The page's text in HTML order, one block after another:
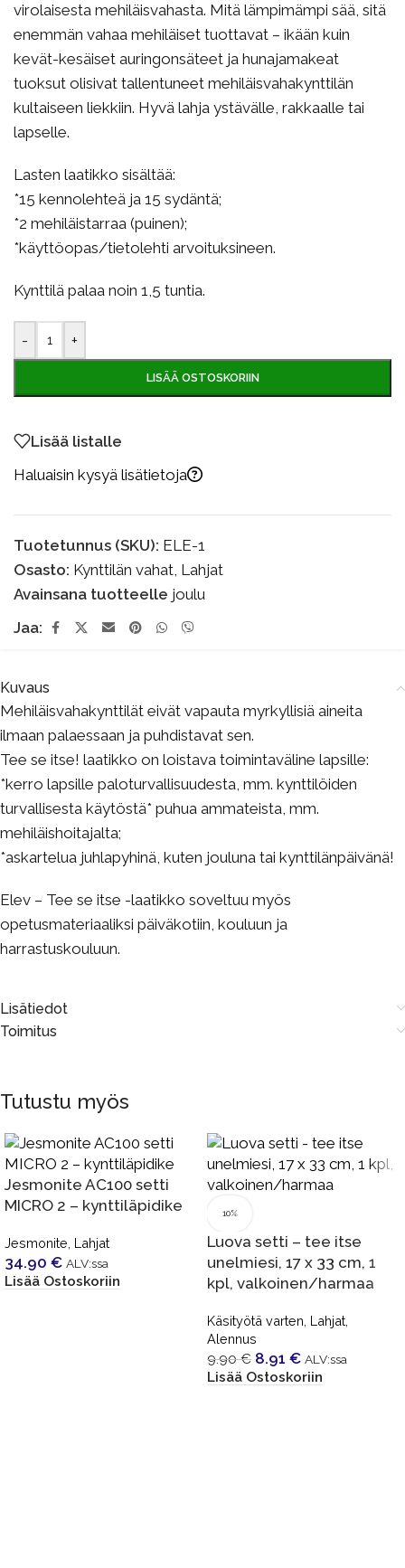
virolaisesta mehiläisvahasta. Mitä lämpimämpi sää, sitä
enemmän vahaa mehiläiset tuottavat – ikään kuin
kevät-kesäiset auringonsäteet ja hunajamakeat
tuoksut olisivat tallentuneet mehiläisvahakynttilän
kultaiseen liekkiin. Hyvä lahja ystävälle, rakkaalle tai
lapselle.
Lasten laatikko sisältää:
*15 kennolehteä ja 15 sydäntä;
*2 mehiläistarraa (puinen);
*käyttöopas/tietolehti arvoituksineen.
Kynttilä palaa noin 1,5 tuntia.
- +
LISÄÄ OSTOSKORIIN
Lisää listalle
Haluaisin kysyä lisätietoja
Tuotetunnus (SKU): ELE-1
Osasto: Kynttilän vahat, Lahjat
Avainsana tuotteelle joulu
Jaa:
Kuvaus
Mehiläisvahakynttilät eivät vapauta myrkyllisiä aineita
ilmaan palaessaan ja puhdistavat sen.
Tee se itse! laatikko on loistava toimintaväline lapsille:
*kerro lapsille paloturvallisuudesta, mm. kynttilöiden
turvallisesta käytöstä* puhua ammateista, mm.
mehiläishoitajalta;
*askartelua juhlapyhinä, kuten jouluna tai kynttilänpäivänä!
Elev – Tee se itse -laatikko soveltuu myös
opetusmateriaaliksi päiväkotiin, kouluun ja
harrastuskouluun.
Lisätiedot
Toimitus
Tutustu myös
Jesmonite AC100 setti
MICRO 2 – kynttiläpidike
Jesmonite Lahjat
34.90 € ALV:ssa
Lisää Ostoskoriin
10%
Luova setti – tee itse
unelmiesi, 17 x 33 cm, 1
kpl, valkoinen/harmaa
Käsityötä varten Lahjat
Alennus
9.90€ 8.91 € ALV:ssa
Lisää Ostoskoriin